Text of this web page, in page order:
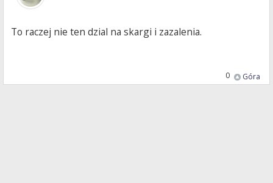
To raczej nie ten dzial na skargi i zazalenia.
Góra
0